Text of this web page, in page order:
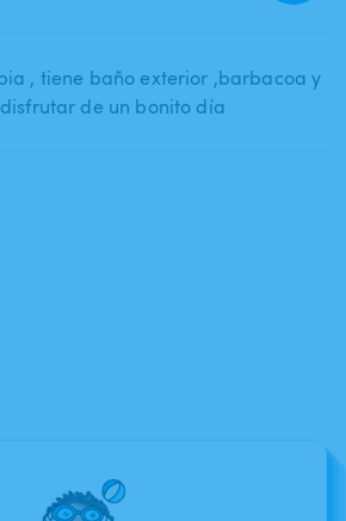
​,​ tiene baño exterior ​,​barbacoa y
de un bonito día